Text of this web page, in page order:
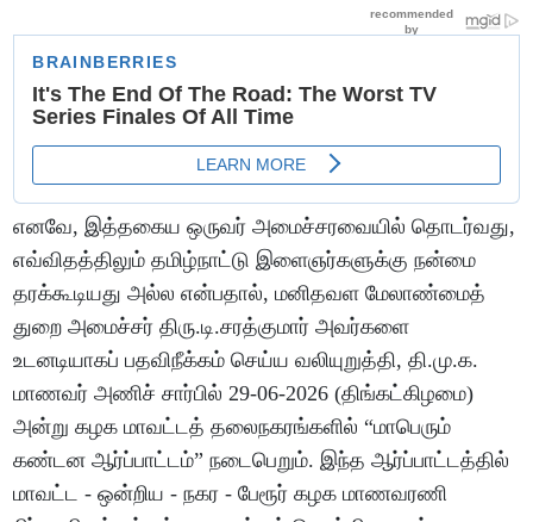
எனவே, இத்தகைய ஒருவர் அமைச்சரவையில் தொடர்வது,
எவ்விதத்திலும் தமிழ்நாட்டு இளைஞர்களுக்கு நன்மை
தரக்கூடியது அல்ல என்பதால், மனிதவள மேலாண்மைத்
துறை அமைச்சர் திரு.டி.சரத்குமார் அவர்களை
உடனடியாகப் பதவிநீக்கம் செய்ய வலியுறுத்தி, தி.மு.க.
மாணவர் அணிச் சார்பில் 29-06-2026 (திங்கட்கிழமை)
அன்று கழக மாவட்டத் தலைநகரங்களில் “மாபெரும்
கண்டன ஆர்ப்பாட்டம்” நடைபெறும். இந்த ஆர்ப்பாட்டத்தில்
மாவட்ட - ஒன்றிய - நகர - பேரூர் கழக மாணவரணி